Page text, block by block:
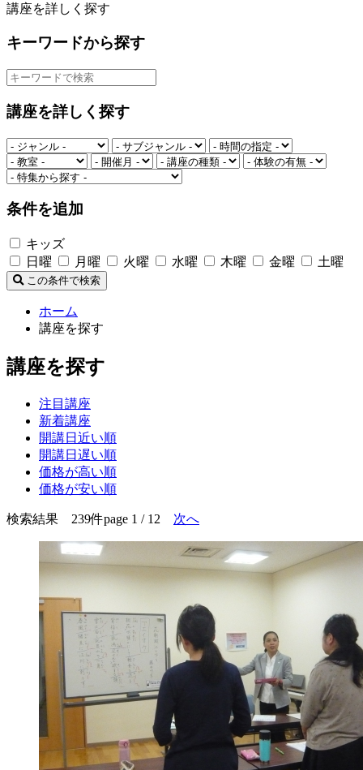
講座を詳しく探す
キーワードから探す
講座を詳しく探す
条件を追加
キッズ
日曜
月曜 火曜 水曜 木曜 金曜 土曜
この条件で検索
ホーム
講座を探す
講座を探す
注目講座
新着講座
開講日近い順
開講日遅い順
価格が高い順
価格が安い順
検索結果 239件page 1 / 12 次へ